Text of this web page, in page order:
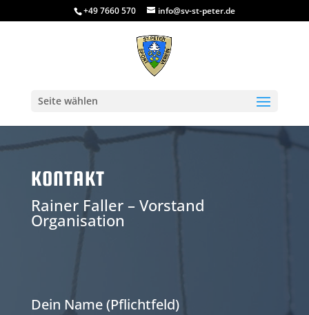
+49 7660 570 info@sv-st-peter.de
Seite wählen
KONTAKT
Rainer Faller – Vorstand
Organisation
Dein Name (Pflichtfeld)